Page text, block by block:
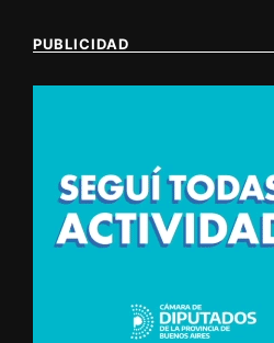
PUBLICIDAD